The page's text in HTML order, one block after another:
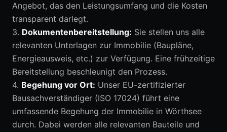
Angebot, das den Leistungsumfang und die Kosten
transparent darlegt.
3. Dokumentenbereitstellung: Sie stellen uns alle
relevanten Unterlagen zur Immobilie (Baupläne,
Energieausweis, etc.) zur Verfügung. Eine frühzeitige
Bereitstellung beschleunigt den Prozess.
4. Begehung vor Ort: Unser EU-zertifizierter
Bausachverständiger (ISO 17024) führt eine
umfassende Begehung der Immobilie in Wörthsee
durch. Dabei werden alle relevanten Bauteile und